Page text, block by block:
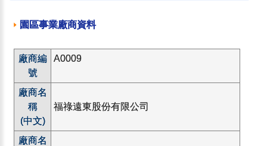
園區事業廠商資料
廠商編
號
A0009
廠商名
稱
(中文)
福祿遠東股份有限公司
廠商名